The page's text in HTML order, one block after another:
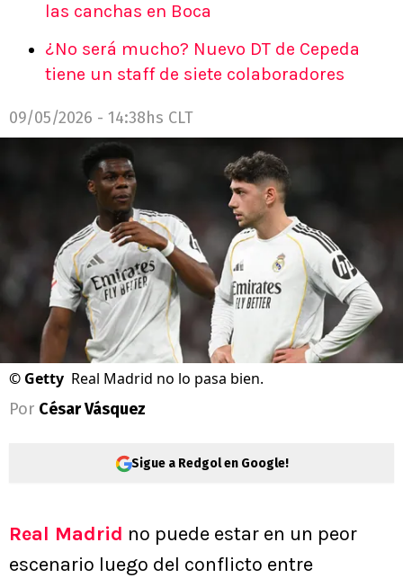
las canchas en Boca
¿No será mucho? Nuevo DT de Cepeda
tiene un staff de siete colaboradores
09/05/2026 - 14:38hs CLT
© Getty Real Madrid no lo pasa bien.
Por César Vásquez
Sigue a Redgol en Google!
Real Madrid no puede estar en un peor
escenario luego del conflicto entre